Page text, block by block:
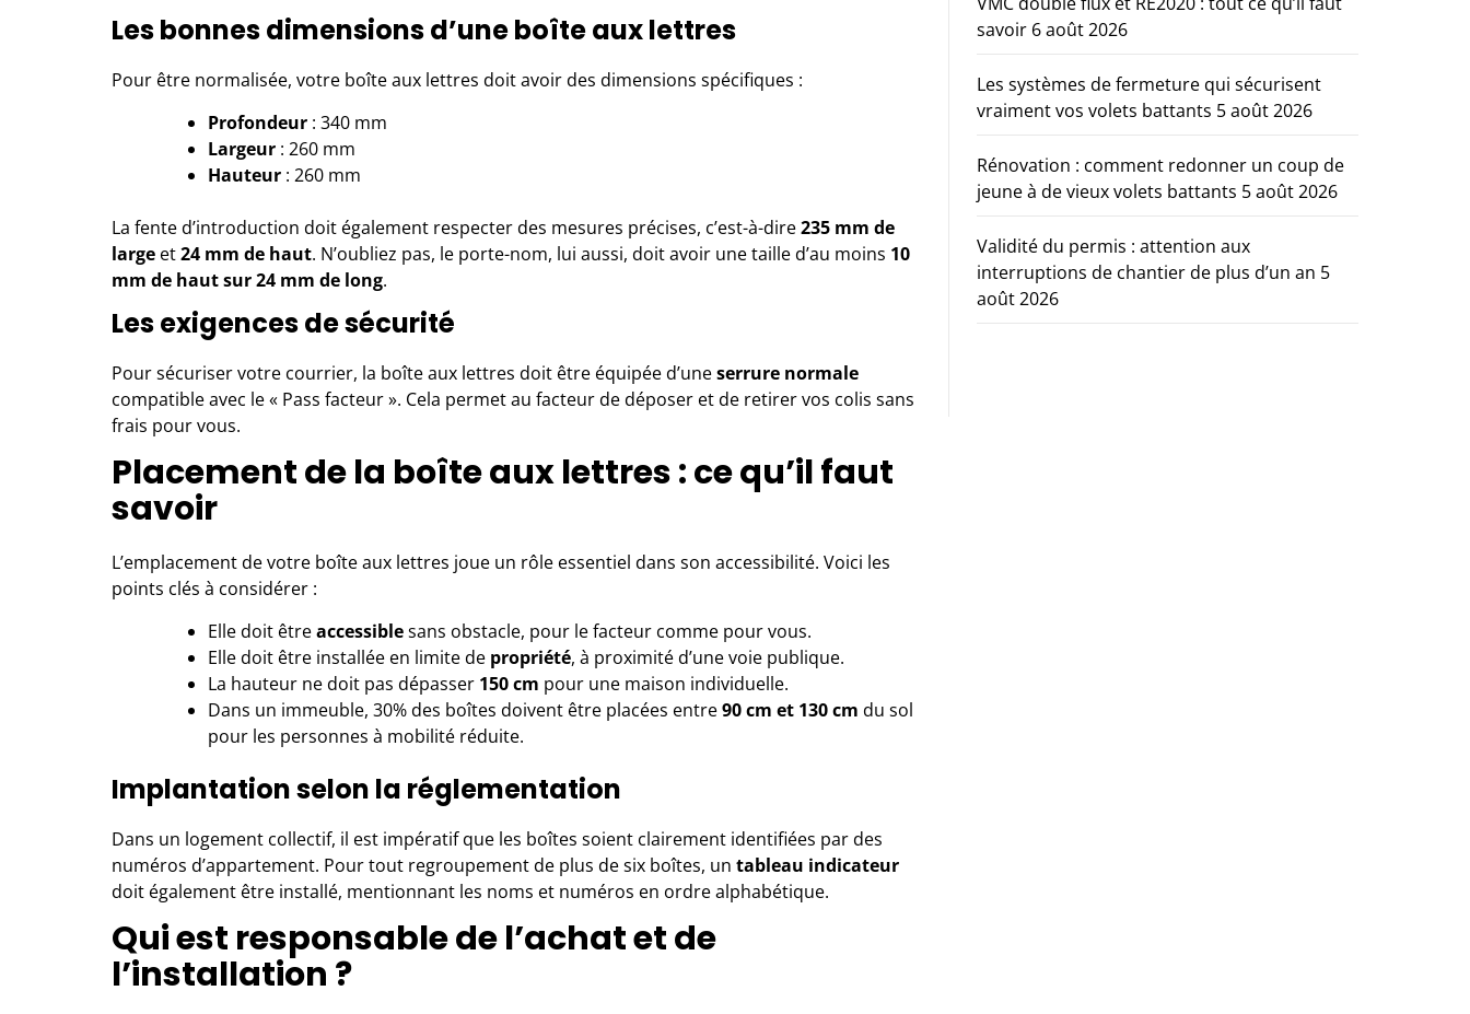
Les bonnes dimensions d’une boîte aux lettres
Pour être normalisée, votre boîte aux lettres doit avoir des dimensions spécifiques :
Profondeur : 340 mm
Largeur : 260 mm
Hauteur : 260 mm
La fente d’introduction doit également respecter des mesures précises, c’est-à-dire235 mm de
large et24 mm de haut. N’oubliez pas, le porte-nom, lui aussi, doit avoir une taille d’au moins 10
mm de haut sur 24 mm de long.
Les exigences de sécurité
Pour sécuriser votre courrier, la boîte aux lettres doit être équipée d’uneserrure normale
compatible avec le « Pass facteur ». Cela permet au facteur de déposer et de retirer vos colis sans
frais pour vous.
Placement de la boîte aux lettres : ce qu’il faut
savoir
L’emplacement de votre boîte aux lettres joue un rôle essentiel dans son accessibilité. Voici les
points clés à considérer :
Elle doit êtreaccessiblesans obstacle, pour le facteur comme pour vous.
Elle doit être installée en limite de propriété, à proximité d’une voie publique.
La hauteur ne doit pas dépasser 150 cm pour une maison individuelle.
Dans un immeuble, 30% des boîtes doivent être placées entre90 cm et 130 cm du sol
pour les personnes à mobilité réduite.
Implantation selon la réglementation
Dans un logement collectif, il est impératif que les boîtes soient clairement identifiées par des
numéros d’appartement. Pour tout regroupement de plus de six boîtes, un tableau indicateur
doit également être installé, mentionnant les noms et numéros en ordre alphabétique.
Qui est responsable de l’achat et de
l’installation ?
savoir 6 août 2026
Les systèmes de fermeture qui sécurisent
vraiment vos volets battants 5 août 2026
Rénovation : comment redonner un coup de
jeune à de vieux volets battants 5 août 2026
Validité du permis : attention aux
interruptions de chantier de plus d’un an 5
août 2026